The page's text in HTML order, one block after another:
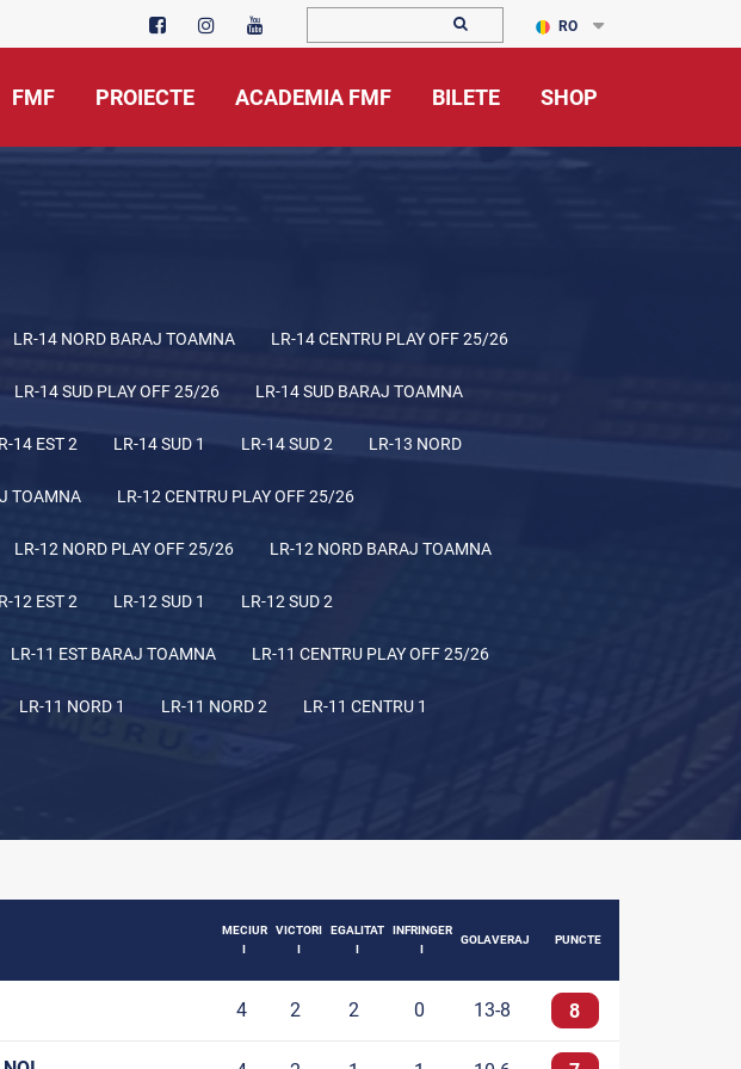
RO
FMF PROIECTE ACADEMIA FMF BILETE SHOP
LR-14 NORD BARAJ TOAMNA LR-14 CENTRU PLAY OFF 25/26
LR-14 SUD PLAY OFF 25/26 LR-14 SUD BARAJ TOAMNA
14 EST 2 LR-14 SUD 1 LR-14 SUD 2 LR-13 NORD
TOAMNA LR-12 CENTRU PLAY OFF 25/26
LR-12 NORD PLAY OFF 25/26 LR-12 NORD BARAJ TOAMNA
12 EST 2 LR-12 SUD 1 LR-12 SUD 2
LR-11 EST BARAJ TOAMNA LR-11 CENTRU PLAY OFF 25/26
LR-11 NORD 1 LR-11 NORD 2 LR-11 CENTRU 1
MECIUR
I
VICTORI
I
EGALITAT
I
INFRINGER
I
GOLAVERAJ PUNCTE
4 2 2 0 13-8 8